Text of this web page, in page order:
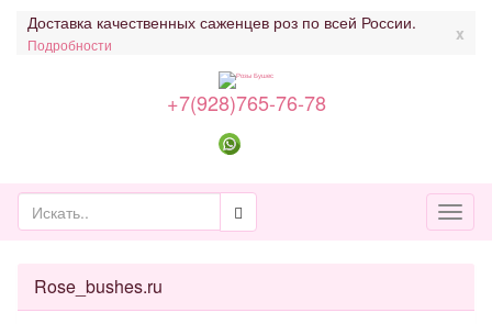
Доставка качественных саженцев роз по всей России.
Подробности
x
+7(928)765-76-78
Rose_bushes.ru